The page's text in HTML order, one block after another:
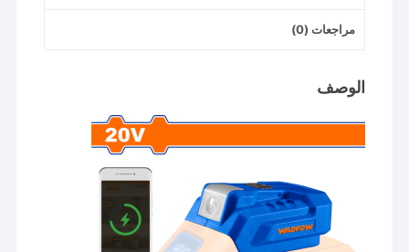
بانك
مراجعات (0)
الوصف